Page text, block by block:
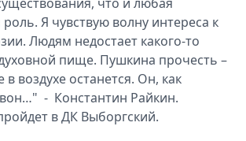
Я чувствую волну интереса к
Людям недостает какого-то
пище. Пушкина прочесть –
воздухе останется. Он, как
- Константин Райкин.
в ДК Выборгский.